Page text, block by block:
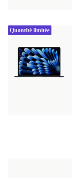
Quantité limitée